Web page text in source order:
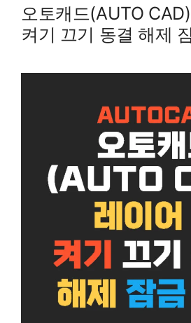
오토캐드(AUTO
켜기 끄기 동결 해제